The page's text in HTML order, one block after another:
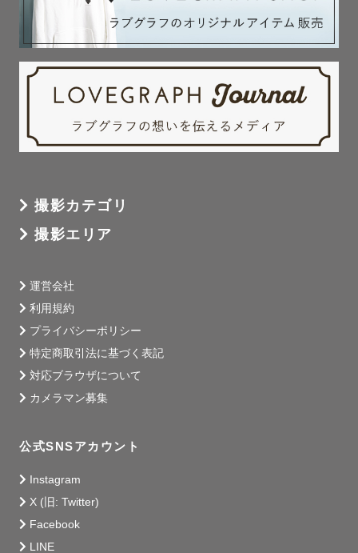
撮影カテゴリ
撮影エリア
運営会社
利用規約
プライバシーポリシー
特定商取引法に基づく表記
対応ブラウザについて
カメラマン募集
公式SNSアカウント
Instagram
X (旧: Twitter)
Facebook
LINE